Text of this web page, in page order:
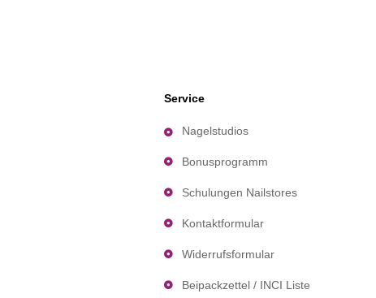
Service
Nagelstudios
Bonusprogramm
Schulungen Nailstores
Kontaktformular
Widerrufsformular
Beipackzettel / INCI Liste